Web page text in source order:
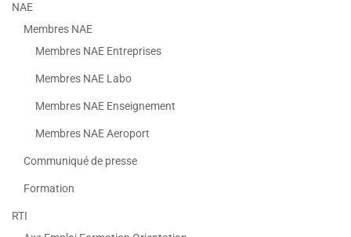
NAE
Membres NAE
Membres NAE Entreprises
Membres NAE Labo
Membres NAE Enseignement
Membres NAE Aeroport
Communiqué de presse
Formation
RTI